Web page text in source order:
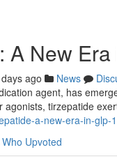
A New
ago News
agent, has
agonists, tirzepatide
a-new-era-in-glp-
Who Upvoted